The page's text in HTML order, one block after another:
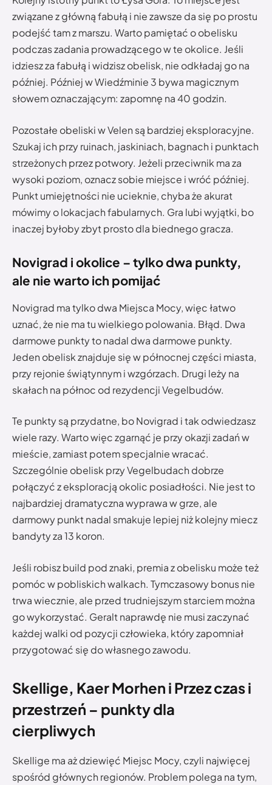
związane z główną fabułą i nie zawsze da się po prostu
podejść tam z marszu. Warto pamiętać o obelisku
podczas zadania prowadzącego w te okolice. Jeśli
idziesz za fabułą i widzisz obelisk, nie odkładaj go na
później. Później w Wiedźminie 3 bywa magicznym
słowem oznaczającym: zapomnę na 40 godzin.
Pozostałe obeliski w Velen są bardziej eksploracyjne.
Szukaj ich przy ruinach, jaskiniach, bagnach i punktach
strzeżonych przez potwory. Jeżeli przeciwnik ma za
wysoki poziom, oznacz sobie miejsce i wróć później.
Punkt umiejętności nie ucieknie, chyba że akurat
mówimy o lokacjach fabularnych. Gra lubi wyjątki, bo
inaczej byłoby zbyt prosto dla biednego gracza.
Novigrad i okolice – tylko dwa punkty,
ale nie warto ich pomijać
Novigrad ma tylko dwa Miejsca Mocy, więc łatwo
uznać, że nie ma tu wielkiego polowania. Błąd. Dwa
darmowe punkty to nadal dwa darmowe punkty.
Jeden obelisk znajduje się w północnej części miasta,
przy rejonie świątynnym i wzgórzach. Drugi leży na
skałach na północ od rezydencji Vegelbudów.
Te punkty są przydatne, bo Novigrad i tak odwiedzasz
wiele razy. Warto więc zgarnąć je przy okazji zadań w
mieście, zamiast potem specjalnie wracać.
Szczególnie obelisk przy Vegelbudach dobrze
połączyć z eksploracją okolic posiadłości. Nie jest to
najbardziej dramatyczna wyprawa w grze, ale
darmowy punkt nadal smakuje lepiej niż kolejny miecz
bandyty za 13 koron.
Jeśli robisz build pod znaki, premia z obelisku może też
pomóc w pobliskich walkach. Tymczasowy bonus nie
trwa wiecznie, ale przed trudniejszym starciem można
go wykorzystać. Geralt naprawdę nie musi zaczynać
każdej walki od pozycji człowieka, który zapomniał
przygotować się do własnego zawodu.
Skellige, Kaer Morhen i Przez czas i
przestrzeń – punkty dla
cierpliwych
Skellige ma aż dziewięć Miejsc Mocy, czyli najwięcej
spośród głównych regionów. Problem polega na tym,